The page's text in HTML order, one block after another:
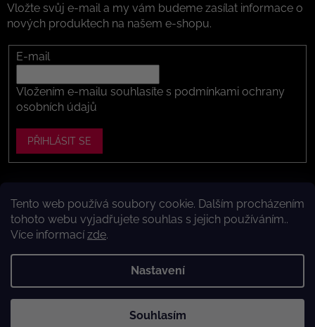
Tento web používá soubory cookie. Dalším procházením
tohoto webu vyjadřujete souhlas s jejich používáním..
Více informací zde.
Nastavení
Souhlasím
Vložte svůj e-mail a my vám budeme zasílat informace o
nových produktech na našem e-shopu.
E-mail
Vložením e-mailu souhlasíte s podmínkami ochrany
osobních údajů
PŘIHLÁSIT SE
Vytvořil Shoptet
ve Vestci (kousek za Prahou) – nožky změříme a poradíme s